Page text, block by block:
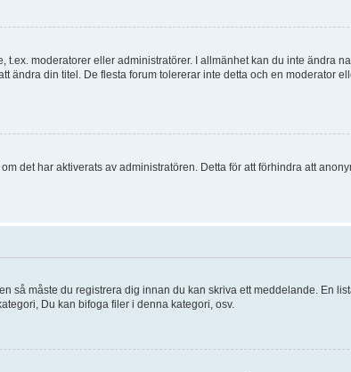
moderatorer eller administratörer. I allmänhet kan du inte ändra
ändra din titel. De flesta forum tolererar inte detta och en moderator
det har aktiverats av administratören. Detta för att förhindra att
så måste du registrera dig innan du kan skriva ett meddelande. En
Du kan bifoga filer i denna kategori, osv.